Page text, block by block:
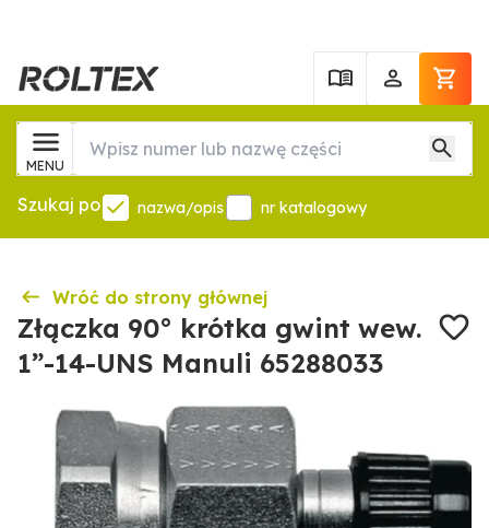
MENU
Szukaj po nazwa/opis nr katalogowy
Wróć do strony głównej
Złączka 90° krótka gwint wew.
1”-14-UNS Manuli 65288033